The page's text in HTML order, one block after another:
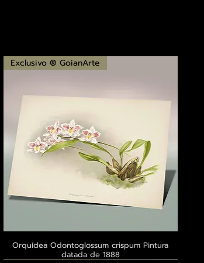
Visualização rápida
Exclusivo ® GoianArte
Orquídea Odontoglossum crispum Pintura
datada de 1888